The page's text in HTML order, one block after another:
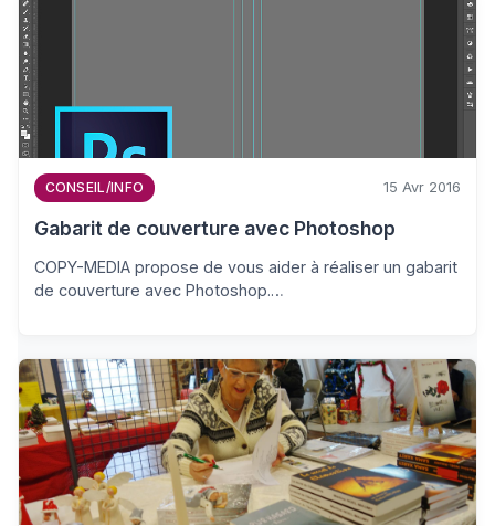
CONSEIL/INFO 15 Avr 2016
Gabarit de couverture avec Photoshop
COPY-MEDIA propose de vous aider à réaliser un gabarit
de couverture avec Photoshop.…